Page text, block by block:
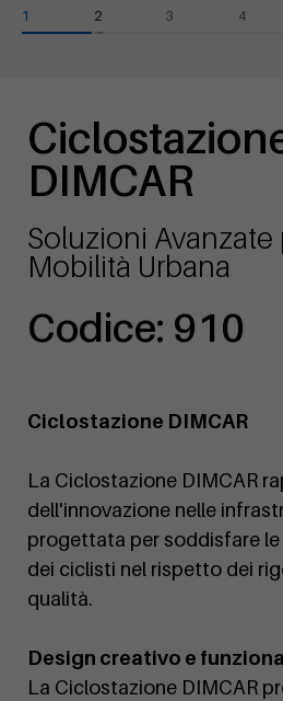
DIMCAR
Soluzioni Avanzate
Mobilità Urbana
Codice: 910
Ciclostazione DIMCAR
La Ciclostazione DIMCAR
dell'innovazione nelle
progettata per soddisfare
dei ciclisti nel rispetto dei
qualità.
Design creativo e
La Ciclostazione DIMCAR